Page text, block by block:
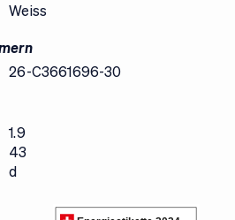
Weiss
26-C3661696-30
1.9
43
d